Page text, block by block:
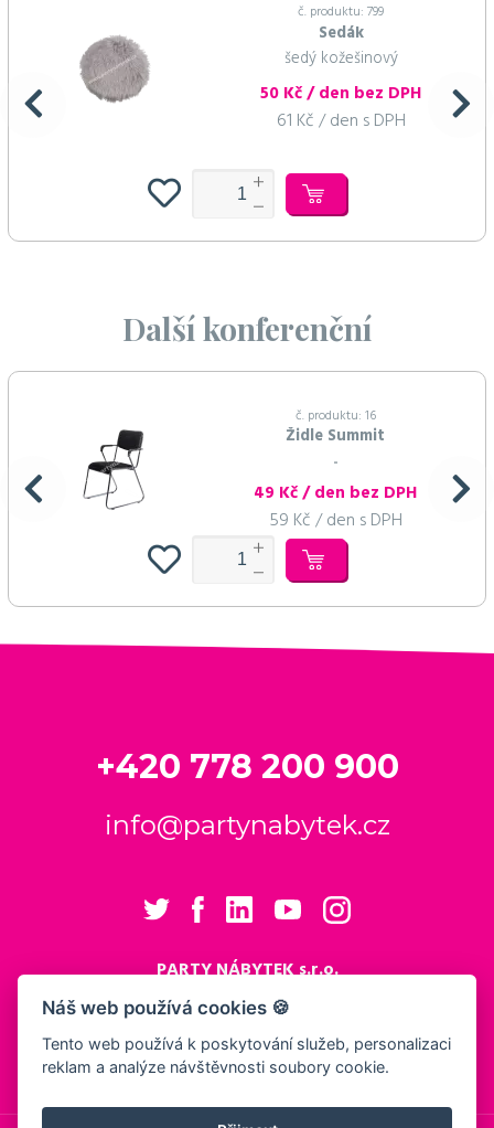
Náš web používá cookies 🍪
Tento web používá k poskytování služeb, personalizaci
reklam a analýze návštěvnosti soubory cookie.
č. produktu: 799
Sedák
šedý kožešinový
50 Kč / den bez DPH
61 Kč / den s DPH
Další konferenční
č. produktu: 16
Židle Summit
...
49 Kč / den bez DPH
59 Kč / den s DPH
+420 778 200 900
info@partynabytek.cz
PARTY NÁBYTEK s.r.o.
Cukrovarská 984
Logistický areál Cukrovar Čakovice
196 00 Praha 9 - Čakovice